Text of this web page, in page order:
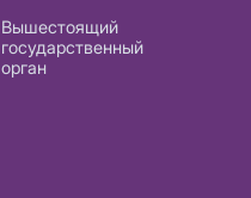
Вышестоящий
государственный
орган